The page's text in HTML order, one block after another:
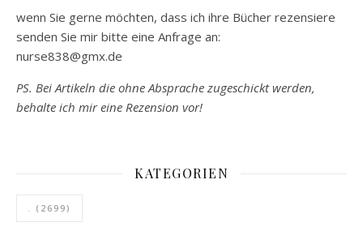
wenn Sie gerne möchten, dass ich ihre Bücher rezensiere
senden Sie mir bitte eine Anfrage an:
nurse838@gmx.de
PS. Bei Artikeln die ohne Absprache zugeschickt werden,
behalte ich mir eine Rezension vor!
KATEGORIEN
. (2699)